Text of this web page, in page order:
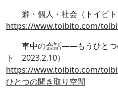
癖・個人・社会（トイビト
https://www.toibito.com/
車中の会話——もうひとつ
ト 2023.2.10）
https://www.toibito.com/
ひとつの聞き取り空間